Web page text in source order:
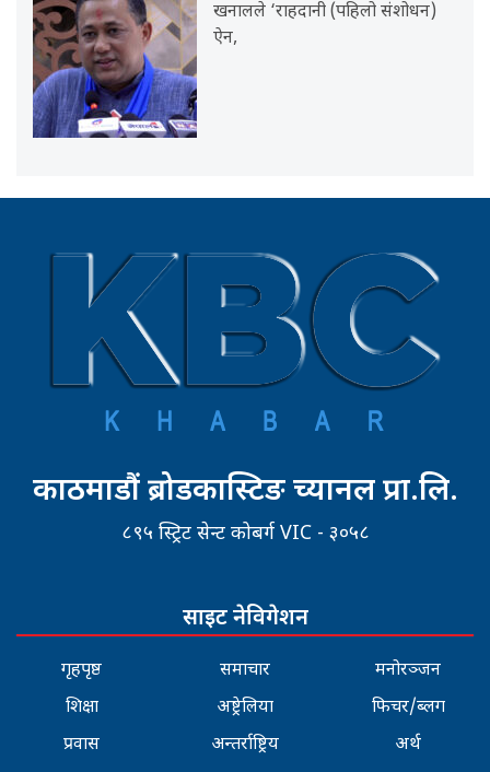
खनालले ‘राहदानी (पहिलो संशोधन)
ऐन,
काठमाडौं ब्रोडकास्टिङ च्यानल प्रा.लि.
८९५ स्ट्रिट सेन्ट कोबर्ग VIC - ३०५८
साइट नेविगेशन
गृहपृष्ठ
शिक्षा
प्रवास
समाचार
अष्ट्रेलिया
अन्तर्राष्ट्रिय
मनोरञ्जन
फिचर/ब्लग
अर्थ